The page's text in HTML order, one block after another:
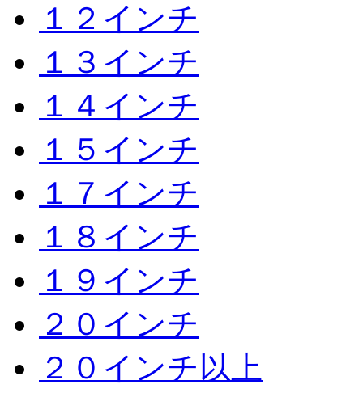
１２インチ
１３インチ
１４インチ
１５インチ
１７インチ
１８インチ
１９インチ
２０インチ
２０インチ以上